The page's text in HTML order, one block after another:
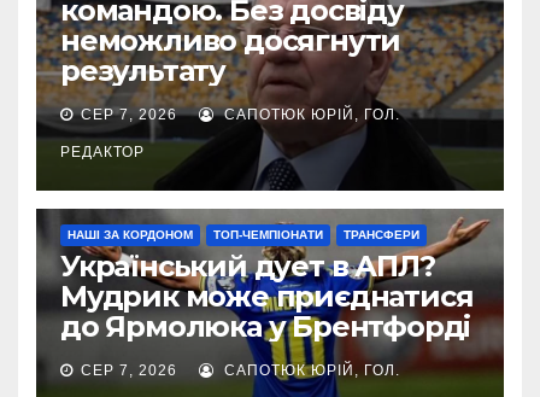
командою. Без досвіду
неможливо досягнути
результату
СЕР 7, 2026 САПОТЮК ЮРІЙ, ГОЛ.
РЕДАКТОР
НАШІ ЗА КОРДОНОМ ТОП-ЧЕМПІОНАТИ ТРАНСФЕРИ
Український дует в АПЛ?
Мудрик може приєднатися
до Ярмолюка у Брентфорді
СЕР 7, 2026 САПОТЮК ЮРІЙ, ГОЛ.